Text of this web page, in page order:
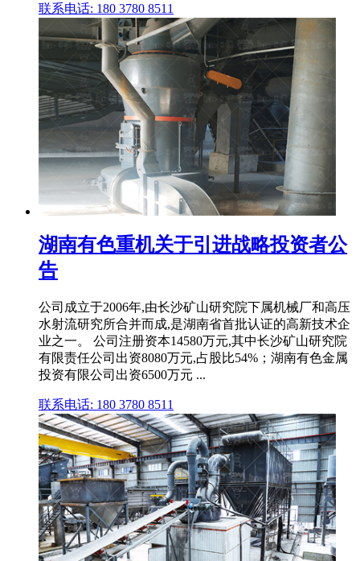
联系电话: 180 3780 8511
湖南有色重机关于引进战略投资者公
告
公司成立于2006年,由长沙矿山研究院下属机械厂和高压
水射流研究所合并而成,是湖南省首批认证的高新技术企
业之一。 公司注册资本14580万元,其中长沙矿山研究院
有限责任公司出资8080万元,占股比54%；湖南有色金属
投资有限公司出资6500万元 ...
联系电话: 180 3780 8511